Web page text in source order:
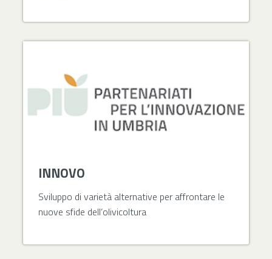
INNOVO
Sviluppo di varietà alternative per affrontare le
nuove sfide dell’olivicoltura